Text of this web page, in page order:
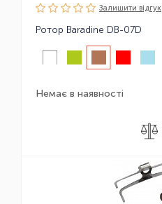
Залишити вiдгук
Ротор Baradine DB-07D
Немає в наявності